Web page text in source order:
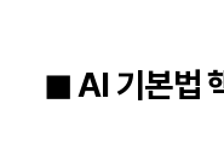
◼︎ AI 기본법